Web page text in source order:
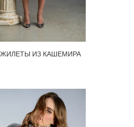
ЖИЛЕТЫ ИЗ КАШЕМИРА